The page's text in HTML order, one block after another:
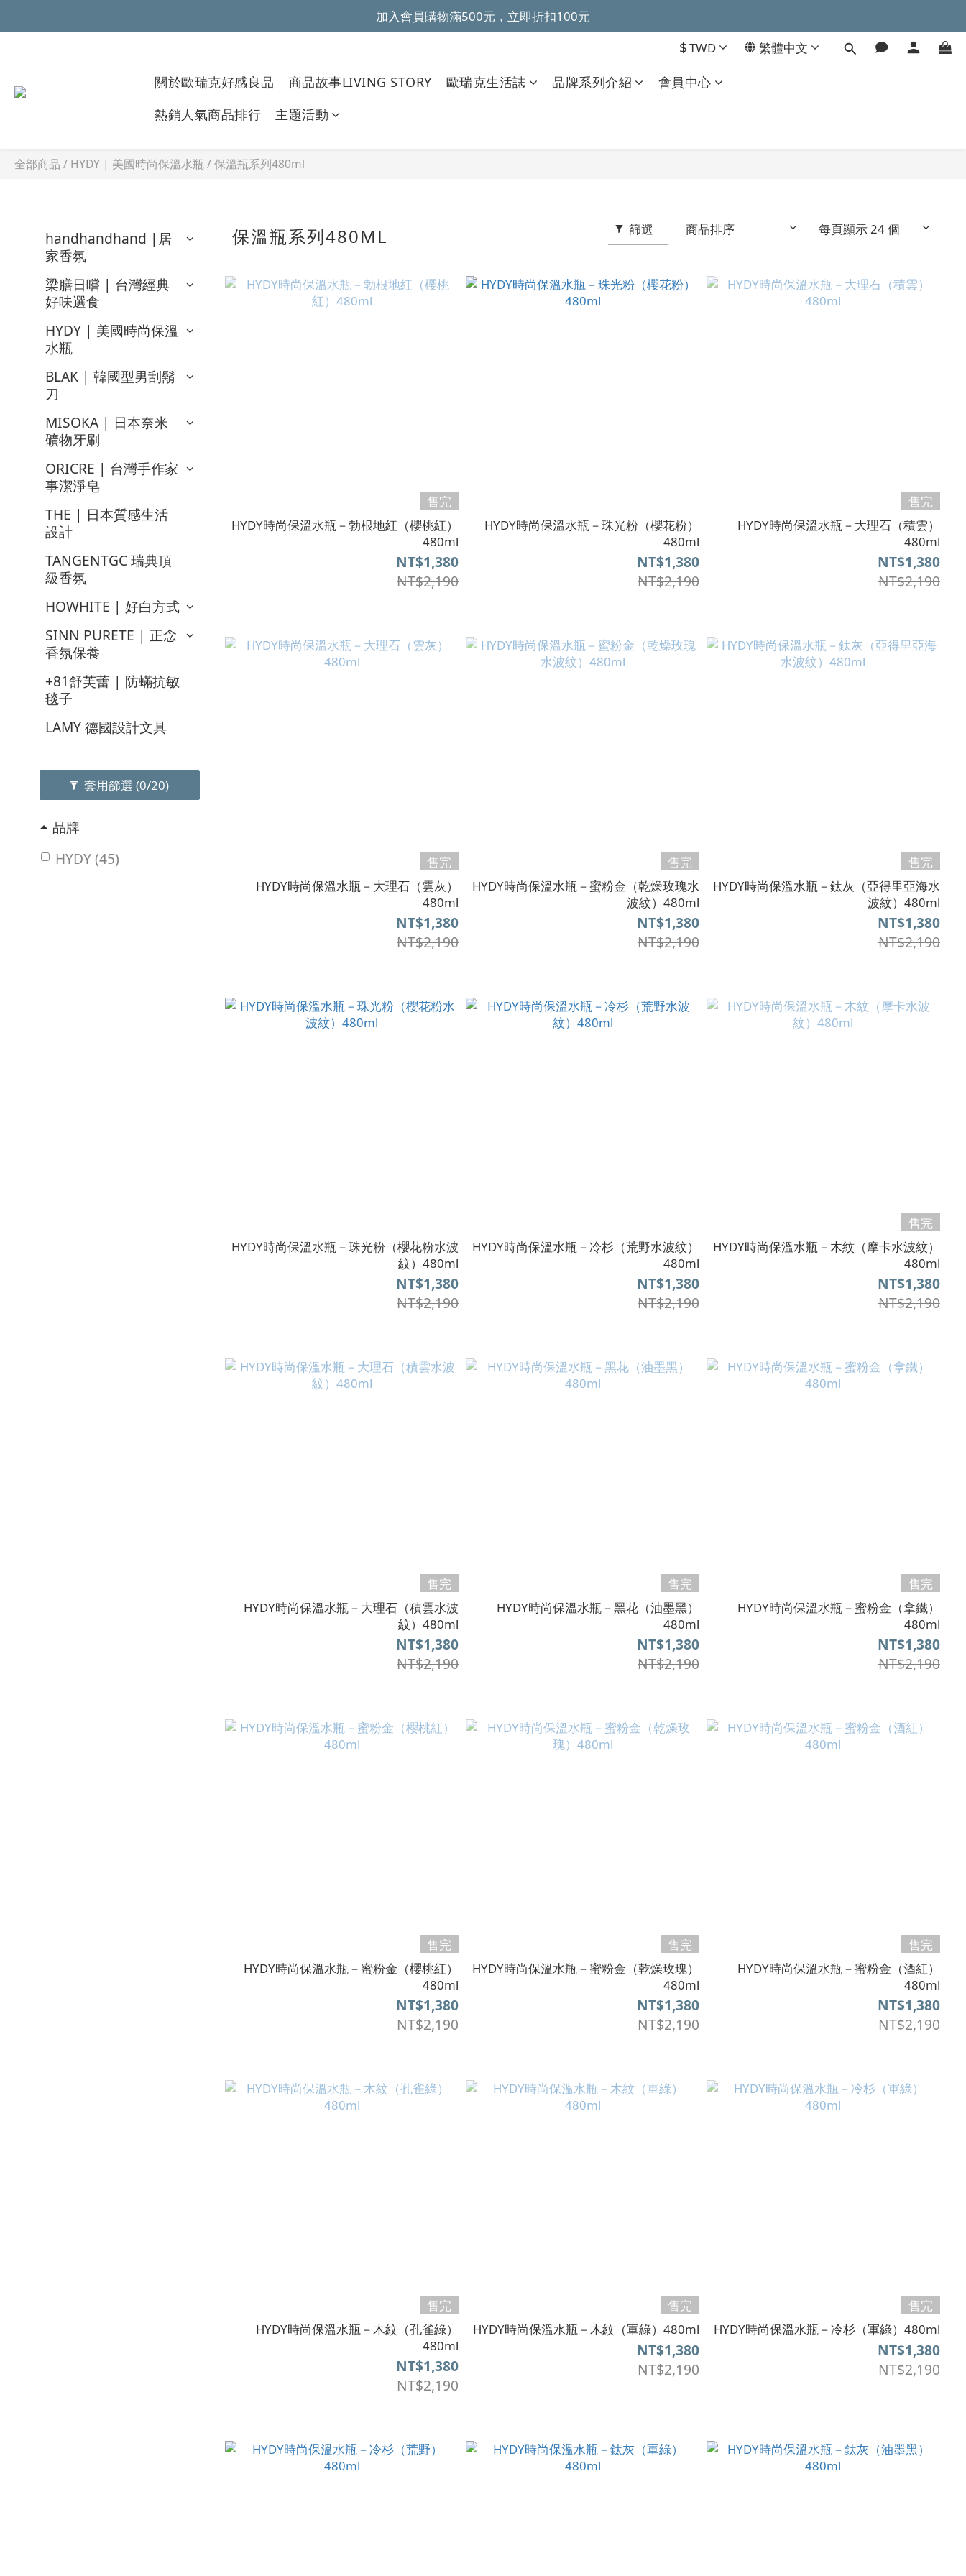
~全館滿499元免運~
加入會員購物滿500元，立即折扣100元
$TWD 繁體中文
關於歐瑞克好感良品 商品故事LIVING STORY 歐瑞克生活誌 品牌系列介紹
會員中心
熱銷人氣商品排行
主題活動
全部商品 / HYDY | 美國時尚保溫水瓶/保溫瓶系列480ml
handhandhand |居
家香氛
梁膳日嚐 | 台灣經典
好味選食
HYDY | 美國時尚保溫
水瓶
BLAK | 韓國型男刮鬍
刀
MISOKA | 日本奈米
礦物牙刷
ORICRE | 台灣手作家
事潔淨皂
THE | 日本質感生活
設計
TANGENTGC 瑞典頂
級香氛
HOWHITE | 好白方式
SINN PURETE | 正念
香氛保養
+81舒芙蕾 | 防蟎抗敏
毯子
LAMY 德國設計文具
套用篩選(0/20)
品牌
HYDY (45)
保溫瓶系列480ML 篩選 商品排序 每頁顯示 24 個
售完
HYDY時尚保溫水瓶－勃根地紅（櫻桃紅）
480ml
NT$1,380
NT$2,190
HYDY時尚保溫水瓶－珠光粉（櫻花粉）
480ml
NT$1,380
NT$2,190
售完
HYDY時尚保溫水瓶－大理石（積雲）
480ml
NT$1,380
NT$2,190
售完
HYDY時尚保溫水瓶－大理石（雲灰）
480ml
NT$1,380
NT$2,190
售完
HYDY時尚保溫水瓶－蜜粉金（乾燥玫瑰水
波紋）480ml
NT$1,380
NT$2,190
售完
HYDY時尚保溫水瓶－鈦灰（亞得里亞海水
波紋）480ml
NT$1,380
NT$2,190
HYDY時尚保溫水瓶－珠光粉（櫻花粉水波
紋）480ml
NT$1,380
NT$2,190
HYDY時尚保溫水瓶－冷杉（荒野水波紋）
480ml
NT$1,380
NT$2,190
售完
HYDY時尚保溫水瓶－木紋（摩卡水波紋）
480ml
NT$1,380
NT$2,190
售完
HYDY時尚保溫水瓶－大理石（積雲水波
紋）480ml
NT$1,380
NT$2,190
售完
HYDY時尚保溫水瓶－黑花（油墨黑）
480ml
NT$1,380
NT$2,190
售完
HYDY時尚保溫水瓶－蜜粉金（拿鐵）
480ml
NT$1,380
NT$2,190
售完
HYDY時尚保溫水瓶－蜜粉金（櫻桃紅）
480ml
NT$1,380
NT$2,190
售完
HYDY時尚保溫水瓶－蜜粉金（乾燥玫瑰）
480ml
NT$1,380
NT$2,190
售完
HYDY時尚保溫水瓶－蜜粉金（酒紅）
480ml
NT$1,380
NT$2,190
售完
HYDY時尚保溫水瓶－木紋（孔雀綠）
480ml
NT$1,380
NT$2,190
售完
HYDY時尚保溫水瓶－木紋（軍綠）480ml
NT$1,380
NT$2,190
售完
HYDY時尚保溫水瓶－冷杉（軍綠）480ml
NT$1,380
NT$2,190